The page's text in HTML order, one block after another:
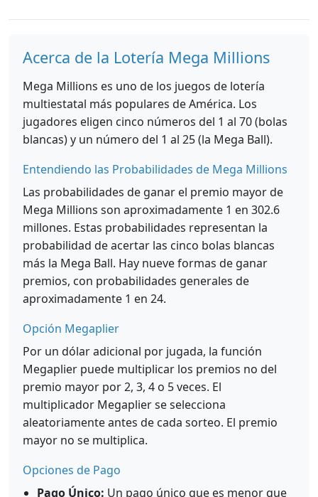
Acerca de la Lotería Mega Millions
Mega Millions es uno de los juegos de lotería
multiestatal más populares de América. Los
jugadores eligen cinco números del 1 al 70 (bolas
blancas) y un número del 1 al 25 (la Mega Ball).
Entendiendo las Probabilidades de Mega Millions
Las probabilidades de ganar el premio mayor de
Mega Millions son aproximadamente 1 en 302.6
millones. Estas probabilidades representan la
probabilidad de acertar las cinco bolas blancas
más la Mega Ball. Hay nueve formas de ganar
premios, con probabilidades generales de
aproximadamente 1 en 24.
Opción Megaplier
Por un dólar adicional por jugada, la función
Megaplier puede multiplicar los premios no del
premio mayor por 2, 3, 4 o 5 veces. El
multiplicador Megaplier se selecciona
aleatoriamente antes de cada sorteo. El premio
mayor no se multiplica.
Opciones de Pago
Pago Único: Un pago único que es menor que